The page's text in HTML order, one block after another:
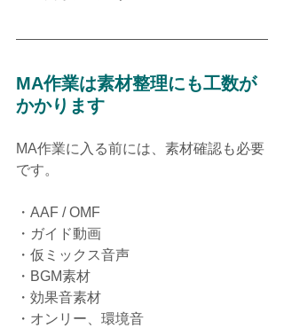
MA作業は素材整理にも工数が
かかります
MA作業に入る前には、素材確認も必要
です。
・AAF / OMF
・ガイド動画
・仮ミックス音声
・BGM素材
・効果音素材
・オンリー、環境音